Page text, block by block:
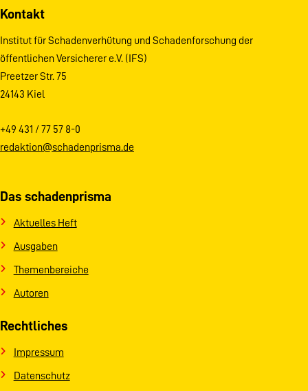
Kontakt
Institut für Schadenverhütung und Schadenforschung der
öffentlichen Versicherer e.V. (IFS)
Preetzer Str. 75
24143 Kiel
+49 431 / 77 57 8-0
redaktion@schadenprisma.de
Das schadenprisma
Aktuelles Heft
Ausgaben
Themenbereiche
Autoren
Rechtliches
Impressum
Datenschutz